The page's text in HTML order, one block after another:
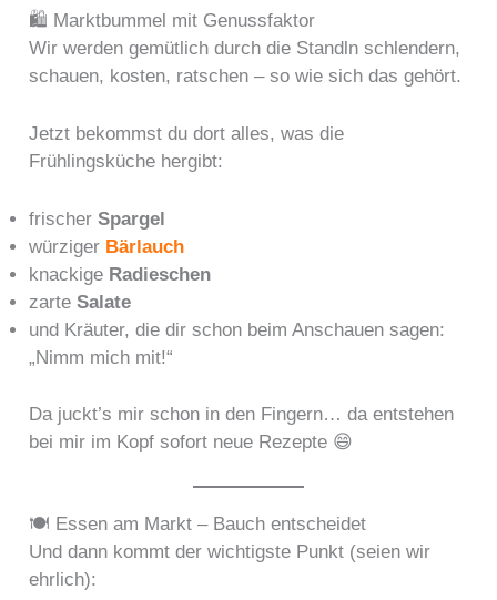
🛍️ Marktbummel mit Genussfaktor
Wir werden gemütlich durch die Standln schlendern,
schauen, kosten, ratschen – so wie sich das gehört.
Jetzt bekommst du dort alles, was die
Frühlingsküche hergibt:
frischerSpargel
würziger Bärlauch
knackige Radieschen
zarteSalate
und Kräuter, die dir schon beim Anschauen sagen:
„Nimm mich mit!“
Da juckt’s mir schon in den Fingern… da entstehen
bei mir im Kopf sofort neue Rezepte 😄
🍽️ Essen am Markt – Bauch entscheidet
Und dann kommt der wichtigste Punkt (seien wir
ehrlich):